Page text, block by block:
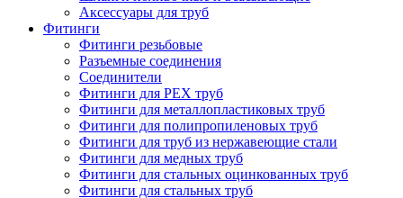
Аксессуары для труб
Фитинги
Фитинги резьбовые
Разъемные соединения
Соединители
Фитинги для PEX труб
Фитинги для металлопластиковых труб
Фитинги для полипропиленовых труб
Фитинги для труб из нержавеющие стали
Фитинги для медных труб
Фитинги для стальных оцинкованных труб
Фитинги для стальных труб